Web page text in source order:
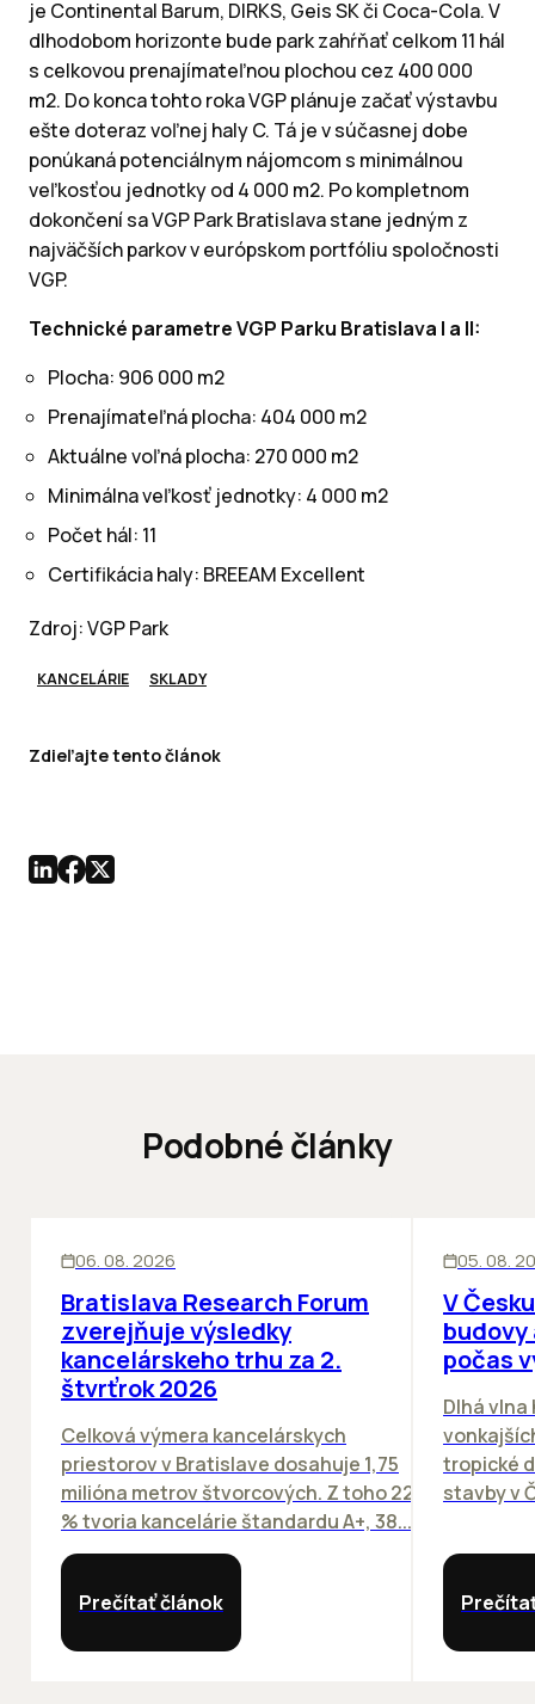
je Continental Barum, DIRKS, Geis SK či Coca-Cola. V
dlhodobom horizonte bude park zahŕňať celkom 11 hál
s celkovou prenajímateľnou plochou cez 400 000
m2. Do konca tohto roka VGP plánuje začať výstavbu
ešte doteraz voľnej haly C. Tá je v súčasnej dobe
ponúkaná potenciálnym nájomcom s minimálnou
veľkosťou jednotky od 4 000 m2. Po kompletnom
dokončení sa VGP Park Bratislava stane jedným z
najväčších parkov v európskom portfóliu spoločnosti
VGP.
Technické parametre VGP Parku Bratislava I a II:
Plocha: 906 000 m2
Prenajímateľná plocha: 404 000 m2
Aktuálne voľná plocha: 270 000 m2
Minimálna veľkosť jednotky: 4 000 m2
Počet hál: 11
Certifikácia haly: BREEAM Excellent
Zdroj: VGP Park
KANCELÁRIE SKLADY
Zdieľajte tento článok
Podobné články
06. 08. 2026
Bratislava Research Forum
zverejňuje výsledky
kancelárskeho trhu za 2.
štvrťrok 2026
Celková výmera kancelárskych
priestorov v Bratislave dosahuje 1,75
milióna metrov štvorcových. Z toho 22
% tvoria kancelárie štandardu A+, 38...
Prečítať článok
05. 08.
V
počas
Dlhá
tropické
stavby v